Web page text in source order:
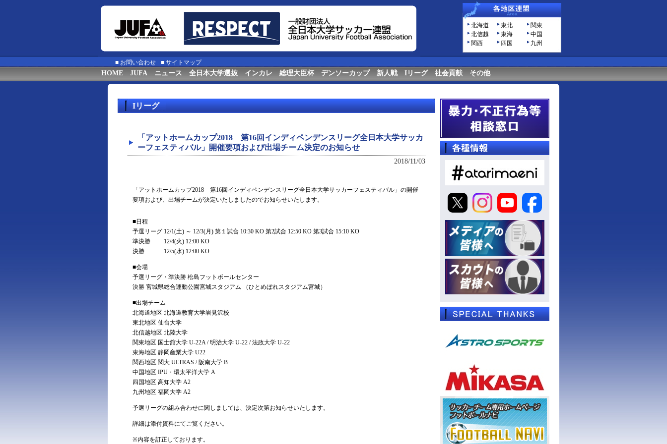
北海道 東北
関東
北信越
東海
中国
関西
四国 九州
■ お問い合わせ ■ サイトマップ
HOME JUFA ニュース 全日本大学選抜 インカレ 総理大臣杯 デンソーカップ 新人戦 Iリーグ 社会貢献 その他
Iリーグ
「アットホームカップ2018 第16回インディペンデンスリーグ全日本大学サッカ
ーフェスティバル」開催要項および出場チーム決定のお知らせ
2018/11/03
「アットホームカップ2018 第16回インディペンデンスリーグ全日本大学サッカーフェスティバル」の開催
要項および、出場チームが決定いたしましたのでお知らせいたします。
■日程
予選リーグ 12/1(土) ～ 12/3(月) 第１試合 10:30 KO 第2試合 12:50 KO 第3試合 15:10 KO
準決勝 12/4(火) 12:00 KO
決勝 12/5(水) 12:00 KO
■会場
予選リーグ・準決勝 松島フットボールセンター
決勝 宮城県総合運動公園宮城スタジアム （ひとめぼれスタジアム宮城）
■出場チーム
北海道地区 北海道教育大学岩⾒沢校
東北地区 仙台大学
北信越地区 北陸大学
関東地区 国⼠舘大学 U-22A / 明治大学 U-22 / 法政大学 U-22
東海地区 静岡産業大学 U22
関西地区 関大 ULTRAS / 阪南大学 B
中国地区 IPU・環太平洋大学 A
四国地区 ⾼知大学 A2
九州地区 福岡大学 A2
予選リーグの組み合わせに関しましては、決定次第お知らせいたします。
詳細は添付資料にてご覧ください。
※内容を訂正しております。